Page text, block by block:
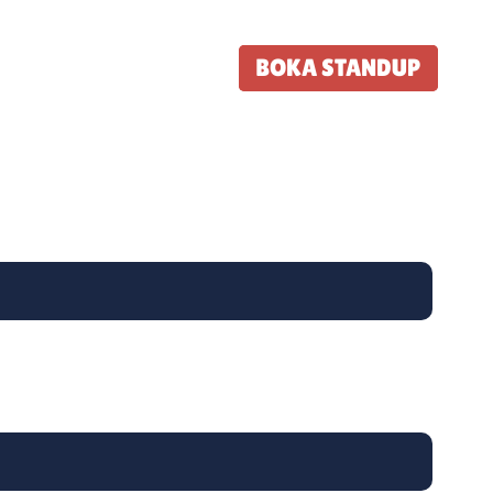
BOKA STANDUP